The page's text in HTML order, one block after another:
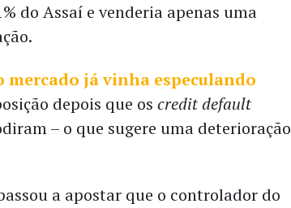
do Assaí e venderia apenas uma
mercado já vinha especulando
depois que oscredit default
– o que sugere uma deterioração
a apostar que o controlador do